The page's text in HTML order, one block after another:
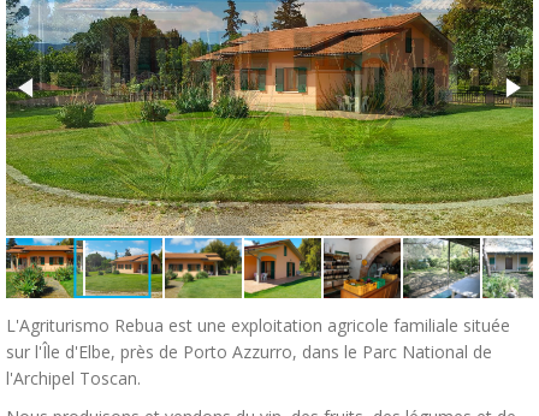
L'Agriturismo Rebua est une exploitation agricole familiale située
sur l'Île d'Elbe, près de Porto Azzurro, dans le Parc National de
l'Archipel Toscan.